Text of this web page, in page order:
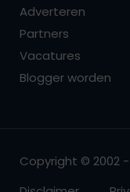
Adverteren
Partners
Vacatures
Blogger worden
Copyright © 2002